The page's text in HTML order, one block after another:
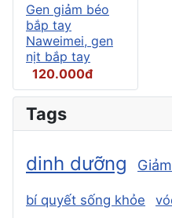
Gen giảm béo
bắp tay
Naweimei, gen
nịt bắp tay
120.000đ
Tags
dinh dưỡng
bí quyết sống khỏe